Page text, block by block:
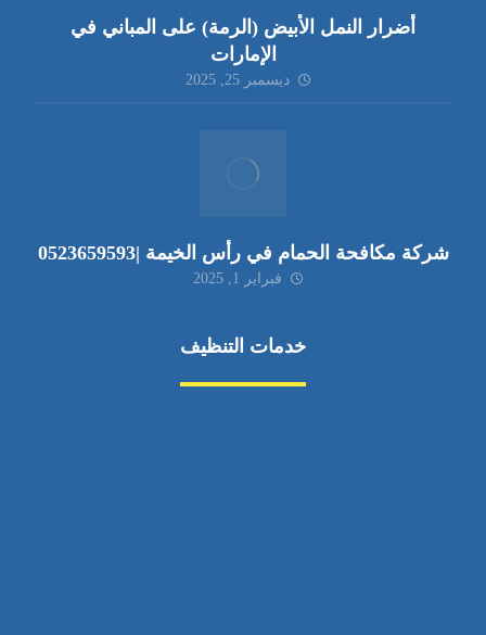
أضرار النمل الأبيض (الرمة) على المباني في
الإمارات
ديسمبر 25, 2025
شركة مكافحة الحمام في رأس الخيمة |0523659593
فبراير 1, 2025
خدمات التنظيف